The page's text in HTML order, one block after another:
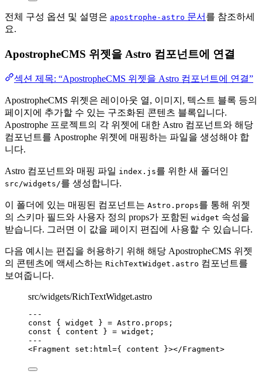
전체 구성 옵션 및 설명은 apostrophe-astro 문서 를 참조하세
요.
ApostropheCMS 위젯을 Astro 컴포넌트에 연결
섹션 제목: “ApostropheCMS 위젯을 Astro 컴포넌트에 연결”
ApostropheCMS 위젯은 레이아웃 열, 이미지, 텍스트 블록 등의
페이지에 추가할 수 있는 구조화된 콘텐츠 블록입니다.
Apostrophe 프로젝트의 각 위젯에 대한 Astro 컴포넌트와 해당
컴포넌트를 Apostrophe 위젯에 매핑하는 파일을 생성해야 합
니다.
Astro 컴포넌트와 매핑 파일 index.js를 위한 새 폴더인
src/widgets/를 생성합니다.
이 폴더에 있는 매핑된 컴포넌트는 Astro.props를 통해 위젯
의 스키마 필드와 사용자 정의 props가 포함된 widget 속성을
받습니다. 그러면 이 값을 페이지 편집에 사용할 수 있습니다.
다음 예시는 편집을 허용하기 위해 해당 ApostropheCMS 위젯
의 콘텐츠에 액세스하는 RichTextWidget.astro 컴포넌트를
보여줍니다.
src/widgets/RichTextWidget.astro
-- -
const { widget } = Astro . props ;
const { content } = widget ;
-- -
<Fragment set : html={ content }></Fragment>